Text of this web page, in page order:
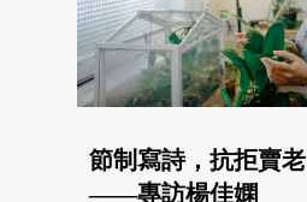
節制寫詩，抗拒賣老
——專訪楊佳嫻